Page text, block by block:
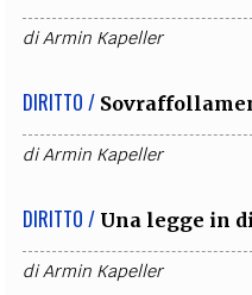
diArmin Kapeller
DIRITTO /
diArmin Kapeller
DIRITTO / Una legge in
diArmin Kapeller